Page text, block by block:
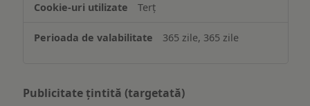
Terț
365 zile, 365 zile
Publicitate țintită (targetată)